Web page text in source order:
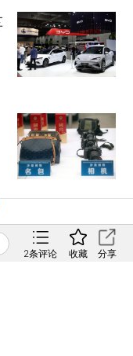
2条评论 收藏 分享